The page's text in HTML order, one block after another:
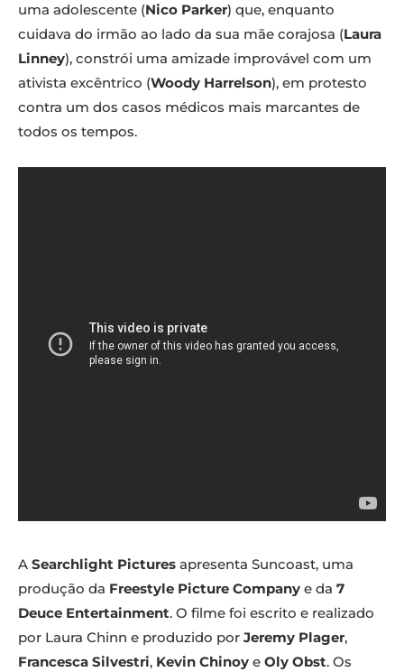
uma adolescente (Nico Parker) que, enquanto
cuidava do irmão ao lado da sua mãe corajosa (Laura
Linney), constrói uma amizade improvável com um
ativista excêntrico (Woody Harrelson), em protesto
contra um dos casos médicos mais marcantes de
todos os tempos.
A Searchlight Pictures apresenta Suncoast, uma
produção da Freestyle Picture Company e da 7
Deuce Entertainment. O filme foi escrito e realizado
por Laura Chinn e produzido por Jeremy Plager,
Francesca Silvestri, Kevin Chinoy e Oly Obst. Os